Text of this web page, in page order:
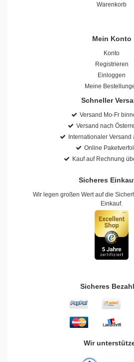
Warenkorb
Mein Konto
Konto
Registrieren
Einloggen
Meine
Schneller
Versand Mo-Fr
Versand nach
Internationaler Versand
Online
Kauf auf Rechnung
Sicheres
Wir legen großen Wert auf die
Einkauf.
Sicheres
Wir